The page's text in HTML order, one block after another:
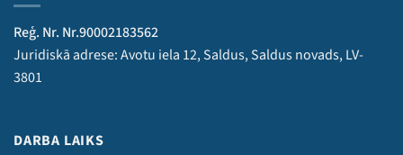
Reģ. Nr. Nr.90002183562
Juridiskā adrese: Avotu iela 12, Saldus, Saldus novads, LV-
3801
DARBA LAIKS